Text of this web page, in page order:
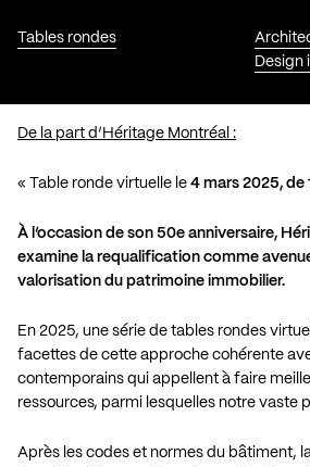
Tables rondes
Design
De la part d’Héritage Montréal :
« Table ronde virtuelle le 4 mars 2025, de
À l’occasion de son 50e anniversaire,
examine la requalification comme
valorisation du patrimoine immobilier.
En 2025, une série de tables rondes
facettes de cette approche cohérente
contemporains qui appellent à faire
ressources, parmi lesquelles notre vaste
Après les codes et normes du bâtiment,